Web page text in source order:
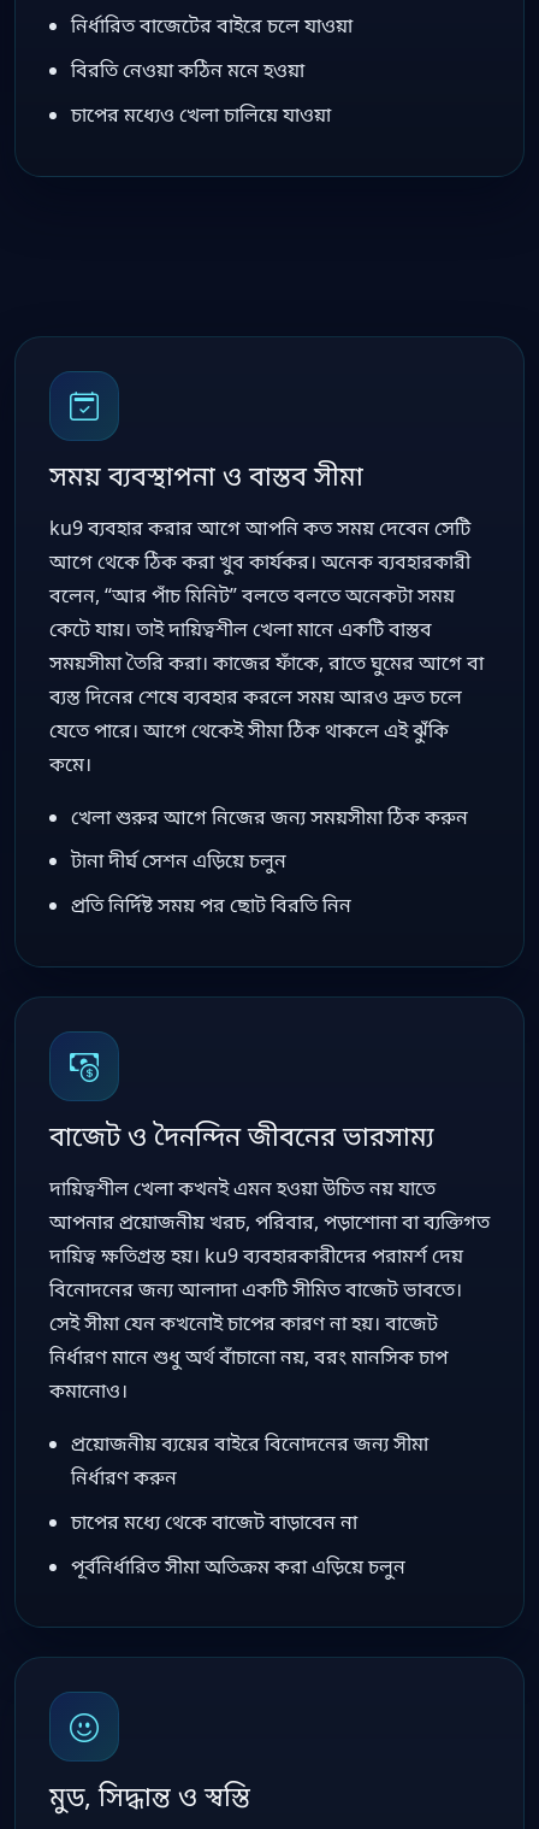
নির্ধারিত বাজেটের বাইরে চলে যাওয়া
বিরতি নেওয়া কঠিন মনে হওয়া
চাপের মধ্যেও খেলা চালিয়ে যাওয়া
সময় ব্যবস্থাপনা ও বাস্তব সীমা
ku9 ব্যবহার করার আগে আপনি কত সময় দেবেন সেটি
আগে থেকে ঠিক করা খুব কার্যকর। অনেক ব্যবহারকারী
বলেন, “আর পাঁচ মিনিট” বলতে বলতে অনেকটা সময়
কেটে যায়। তাই দায়িত্বশীল খেলা মানে একটি বাস্তব
সময়সীমা তৈরি করা। কাজের ফাঁকে, রাতে ঘুমের আগে বা
ব্যস্ত দিনের শেষে ব্যবহার করলে সময় আরও দ্রুত চলে
যেতে পারে। আগে থেকেই সীমা ঠিক থাকলে এই ঝুঁকি
কমে।
খেলা শুরুর আগে নিজের জন্য সময়সীমা ঠিক করুন
টানা দীর্ঘ সেশন এড়িয়ে চলুন
প্রতি নির্দিষ্ট সময় পর ছোট বিরতি নিন
বাজেট ও দৈনন্দিন জীবনের ভারসাম্য
দায়িত্বশীল খেলা কখনই এমন হওয়া উচিত নয় যাতে
আপনার প্রয়োজনীয় খরচ, পরিবার, পড়াশোনা বা ব্যক্তিগত
দায়িত্ব ক্ষতিগ্রস্ত হয়। ku9 ব্যবহারকারীদের পরামর্শ দেয়
বিনোদনের জন্য আলাদা একটি সীমিত বাজেট ভাবতে।
সেই সীমা যেন কখনোই চাপের কারণ না হয়। বাজেট
নির্ধারণ মানে শুধু অর্থ বাঁচানো নয়, বরং মানসিক চাপ
কমানোও।
প্রয়োজনীয় ব্যয়ের বাইরে বিনোদনের জন্য সীমা
নির্ধারণ করুন
চাপের মধ্যে থেকে বাজেট বাড়াবেন না
পূর্বনির্ধারিত সীমা অতিক্রম করা এড়িয়ে চলুন
মুড, সিদ্ধান্ত ও স্বস্তি